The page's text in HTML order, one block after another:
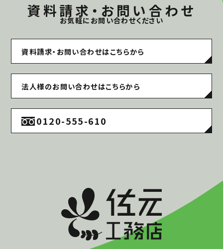
資料請求・お問い合わせ
お気軽にお問い合わせください
資料請求・お問い合わせはこちらから
法人様のお問い合わせはこちらから
0120-555-610